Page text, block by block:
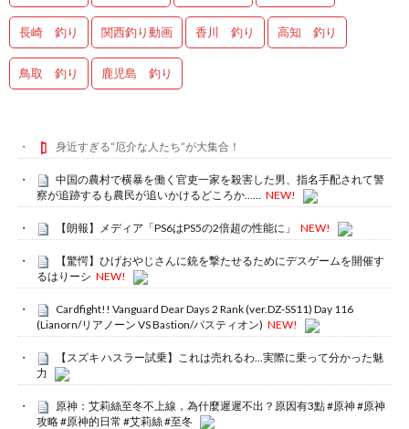
長崎 釣り 関西釣り動画 香川 釣り 高知 釣り
鳥取 釣り 鹿児島 釣り
身近すぎる“厄介な人たち”が大集合！
中国の農村で横暴を働く官吏一家を殺害した男、指名手配されて警
察が追跡するも農民が追いかけるどころか…… NEW!
【朗報】メディア「PS6はPS5の2倍超の性能に」 NEW!
【驚愕】ひげおやじさんに銃を撃たせるためにデスゲームを開催す
るはりーシ NEW!
Cardfight!! Vanguard Dear Days 2 Rank (ver.DZ-SS11) Day 116
(Lianorn/リアノーン VS Bastion/バスティオン) NEW!
【スズキ ハスラー試乗】これは売れるわ…実際に乗って分かった魅
力
原神：艾莉絲至冬不上線，為什麼遲遲不出？原因有3點 #原神 #原神
攻略 #原神的日常 #艾莉絲 #至冬